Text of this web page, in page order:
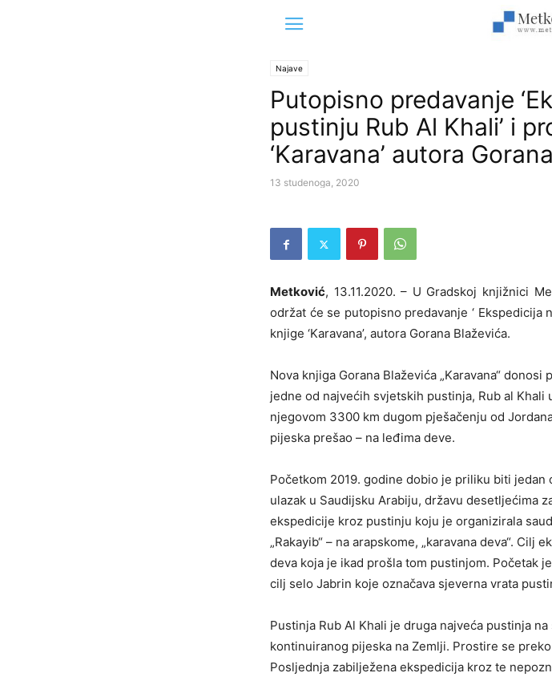
Najave
Putopisno predavanje
pustinju Rub Al Khali’ i
‘Karavana’ autora
13 studenoga, 2020
Metković, 13.11.2020. – U Gradskoj knjižnici
održat će se putopisno predavanje ‘ Ekspedicija
knjige ‘Karavana’, autora Gorana Blaževića.
Nova knjiga Gorana Blaževića „Karavana“
jedne od najvećih svjetskih pustinja, Rub al Khali
njegovom 3300 km dugom pješačenju od
pijeska prešao – na leđima deve.
Početkom 2019. godine dobio je priliku biti
ulazak u Saudijsku Arabiju, državu desetljećima
ekspedicije kroz pustinju koju je organizirala
„Rakayib“ – na arapskome, „karavana deva“.
deva koja je ikad prošla tom pustinjom. Početak
cilj selo Jabrin koje označava sjeverna vrata
Pustinja Rub Al Khali je druga najveća pustinja
kontinuiranog pijeska na Zemlji. Prostire se
Posljednja zabilježena ekspedicija kroz te